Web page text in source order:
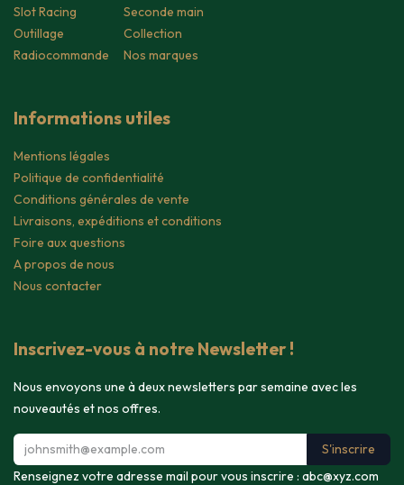
Slot Racing
Outillage
Radiocommande
Seconde main
Collection
Nos marques
Informations utiles
Mentions légales
Politique de confidentialité
Conditions générales de vente
Livraisons, expéditions et conditions
Foire aux questions
A propos de nous
Nous contacter
Inscrivez-vous à notre Newsletter !
Nous envoyons une à deux newsletters par semaine avec les
nouveautés et nos offres.
S'inscrire
Renseignez votre adresse mail pour vous inscrire : abc@xyz.com